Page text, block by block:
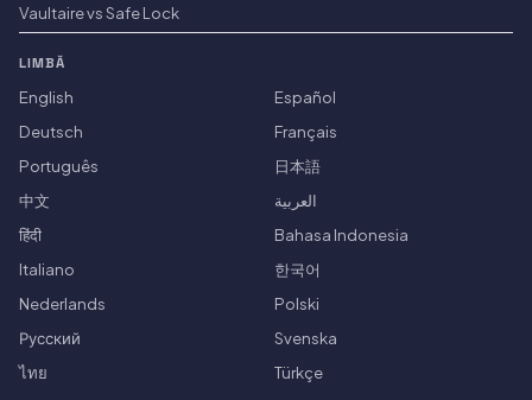
Vaultaire vs Safe Lock
LIMBĂ
English
Español
Deutsch
Français
Português
日本語
中文
العربية
हिंदी
Bahasa Indonesia
Italiano
한국어
Nederlands
Polski
Русский
Svenska
ไทย
Türkçe